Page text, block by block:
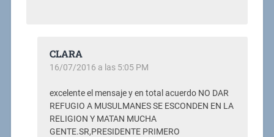
CLARA
16/07/2016 a las 5:05 PM
excelente el mensaje y en total acuerdo NO DAR
REFUGIO A MUSULMANES SE ESCONDEN EN LA
RELIGION Y MATAN MUCHA
GENTE.SR,PRESIDENTE PRIMERO